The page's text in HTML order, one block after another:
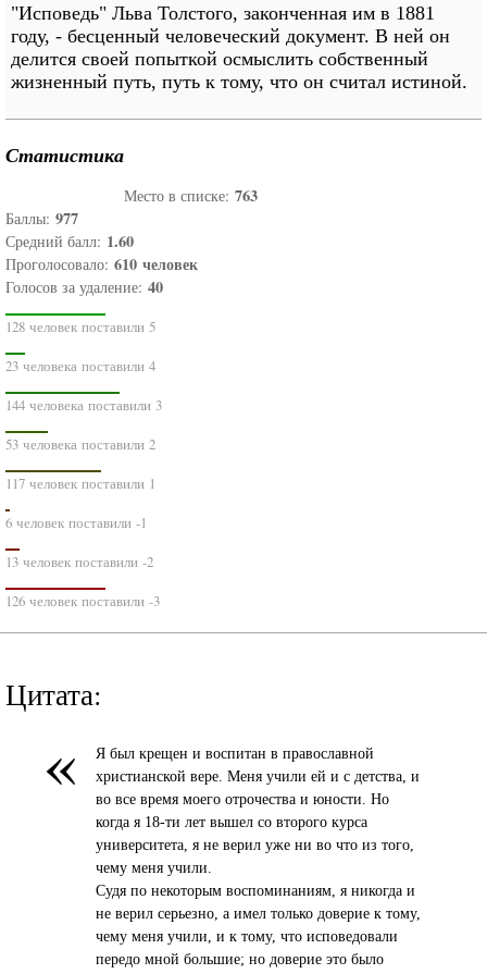
"Исповедь" Льва Толстого, законченная им в 1881
году, - бесценный человеческий документ. В ней он
делится своей попыткой осмыслить собственный
жизненный путь, путь к тому, что он считал истиной.
Статистика
Место в списке: 763
Баллы: 977
Средний балл: 1.60
Проголосовало: 610 человек
Голосов за удаление: 40
128 человек поставили 5
23 человека поставили 4
144 человека поставили 3
53 человека поставили 2
117 человек поставили 1
6 человек поставили -1
13 человек поставили -2
126 человек поставили -3
Цитата:
«
Я был крещен и воспитан в православной
христианской вере. Меня учили ей и с детства, и
во все время моего отрочества и юности. Но
когда я 18-ти лет вышел со второго курса
университета, я не верил уже ни во что из того,
чему меня учили.
Судя по некоторым воспоминаниям, я никогда и
не верил серьезно, а имел только доверие к тому,
чему меня учили, и к тому, что исповедовали
передо мной большие; но доверие это было